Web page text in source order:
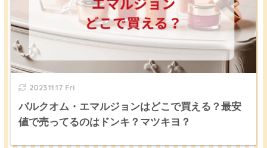
2023.11.17 Fri
バルクオム・エマルジョンはどこで買える？最安
値で売ってるのはドンキ？マツキヨ？